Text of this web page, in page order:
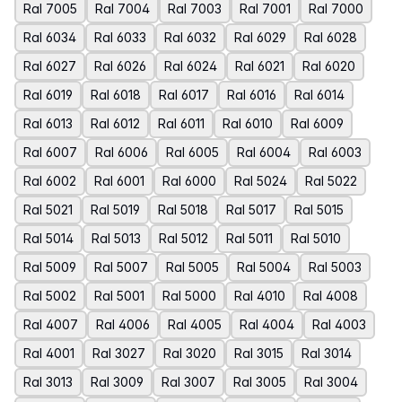
Ral 7005
Ral 7004 Ral 7003 Ral 7001
Ral 7000
Ral 6034
Ral 6033 Ral 6032 Ral 6029
Ral 6028
Ral 6027
Ral 6026 Ral 6024 Ral 6021
Ral 6020
Ral 6019
Ral 6018 Ral 6017 Ral 6016
Ral 6014
Ral 6013
Ral 6012 Ral 6011 Ral 6010
Ral 6009
Ral 6007
Ral 6006 Ral 6005 Ral 6004
Ral 6003
Ral 6002
Ral 6001 Ral 6000 Ral 5024
Ral 5022
Ral 5021
Ral 5019 Ral 5018 Ral 5017
Ral 5015
Ral 5014
Ral 5013 Ral 5012 Ral 5011
Ral 5010
Ral 5009
Ral 5007 Ral 5005 Ral 5004
Ral 5003
Ral 5002
Ral 5001 Ral 5000 Ral 4010
Ral 4008
Ral 4007
Ral 4006 Ral 4005 Ral 4004
Ral 4003
Ral 4001
Ral 3027 Ral 3020 Ral 3015
Ral 3014
Ral 3013
Ral 3009 Ral 3007 Ral 3005
Ral 3004